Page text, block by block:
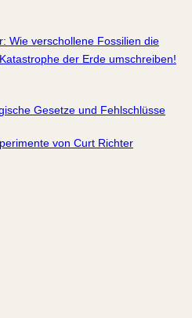
Wie verschollene Fossilien die
der Erde umschreiben!
Gesetze und Fehlschlüsse
von Curt Richter